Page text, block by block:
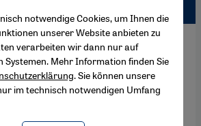
Waffen Baschar al-
von den dunklen
Mächten, die hinter dem
stehen und das Land
notwendige Cookies, um Ihnen die
unserer Website anbieten zu
verarbeiten wir dann nur auf
Systemen. Mehr Information finden Sie
. Sie können unsere
im technisch notwendigen Umfang